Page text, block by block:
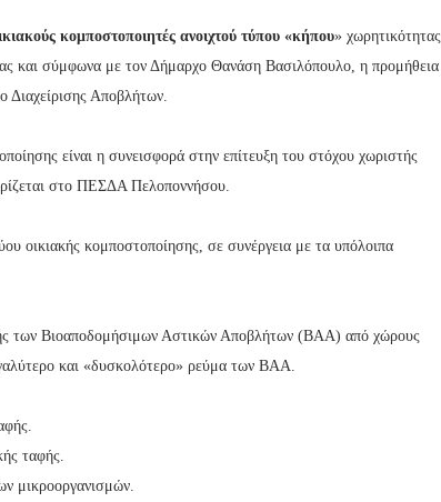
κομποστοποιητές ανοιχτού τύπου «κήπου» χωρητικότητας
και σύμφωνα με τον Δήμαρχο Θανάση Βασιλόπουλο, η προμήθεια
Διαχείρισης Αποβλήτων.
είναι η συνεισφορά στην επίτευξη του στόχου χωριστής
στο ΠΕΣΔΑ Πελοποννήσου.
οικιακής κομποστοποίησης, σε συνέργεια με τα υπόλοιπα
των Βιοαποδομήσιμων Αστικών Αποβλήτων (ΒΑΑ) από χώρους
και «δυσκολότερο» ρεύμα των ΒΑΑ.
ταφής.
μικροοργανισμών.